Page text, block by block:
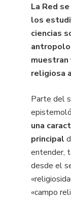
La Red
los
ciencias
muestran
religiosa
Parte del
una
principal
entender,
desde el
«campo